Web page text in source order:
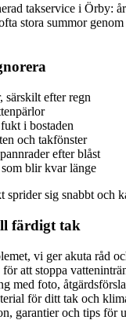
takservice i Örby:
stora summor
särskilt efter regn
i bostaden
och takfönster
efter blåst
blir kvar länge
sig snabbt och
färdigt tak
vi ger akuta råd
att stoppa
med foto,
för ditt tak och
garantier och tips för